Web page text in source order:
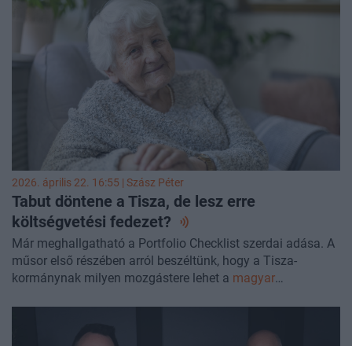
derül ki, amelyhez idén először széles körű piaci felmérés is
készült. Az irodapiac jelenleg átalakulóban van, míg a
logisztikai és ipari szegmens konszolidálódik. A
fenntarthatósági és energiahatékonysági szempontok
szinte minden területen meghatározóvá váltak. Az aktuális
trendekről és a piaci kilátásokról Balogh Tamással, a DLA
Piper Hungary ingatlanjogi csoportjának vezető
ügyvédjével beszélgettünk a Portfolio Checklist szerdai
műsorában.
2026. április 22. 16:55 | Szász Péter
Tabut döntene a Tisza, de lesz erre
költségvetési fedezet?
Már meghallgatható a Portfolio Checklist szerdai adása. A
műsor első részében arról beszéltünk, hogy a Tisza-
kormánynak milyen mozgástere lehet a magyar
nyugdíjak érdemi felzárkóztatása. A beszélgetésben azt is